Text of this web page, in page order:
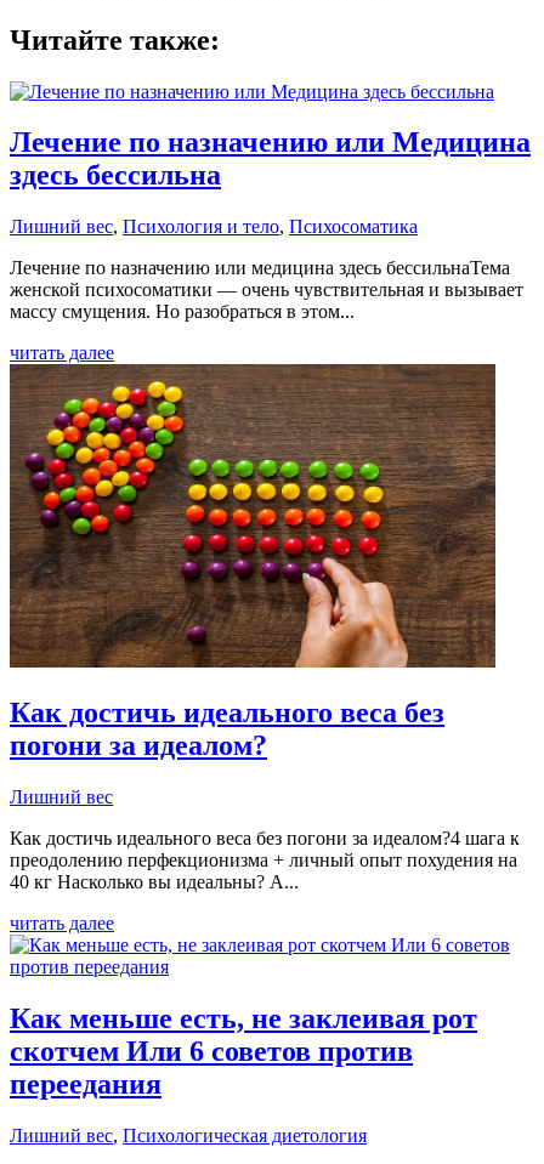
Читайте также:
Лечение по назначению или Медицина
здесь бессильна
Лишний вес, Психология и тело, Психосоматика
Лечение по назначению или медицина здесь бессильнаТема
женской психосоматики — очень чувствительная и вызывает
массу смущения. Но разобраться в этом...
читать далее
Как достичь идеального веса без
погони за идеалом?
Лишний вес
Как достичь идеального веса без погони за идеалом?4 шага к
преодолению перфекционизма + личный опыт похудения на
40 кг Насколько вы идеальны? А...
читать далее
Как меньше есть, не заклеивая рот
скотчем Или 6 советов против
переедания
Лишний вес, Психологическая диетология